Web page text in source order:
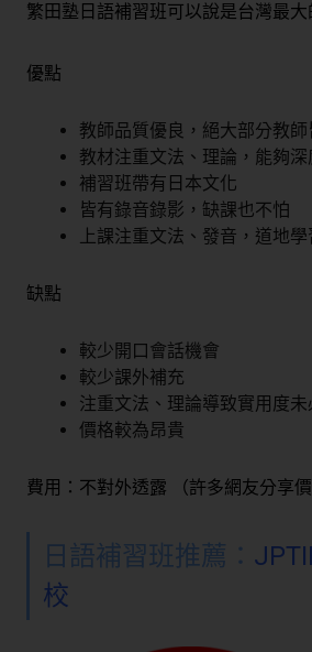
繁田塾日語補習班可以說是台灣最
優點
教師品質優良，絕大部分教師
教材注重文法、理論，能夠深
補習班帶有日本文化
皆有錄音錄影，缺課也不怕
上課注重文法、發音，道地學
缺點
較少開口會話機會
較少課外補充
注重文法、理論導致實用度未
價格較為昂貴
費用：不對外透露 （許多網友分享價
日語補習班推薦：
校